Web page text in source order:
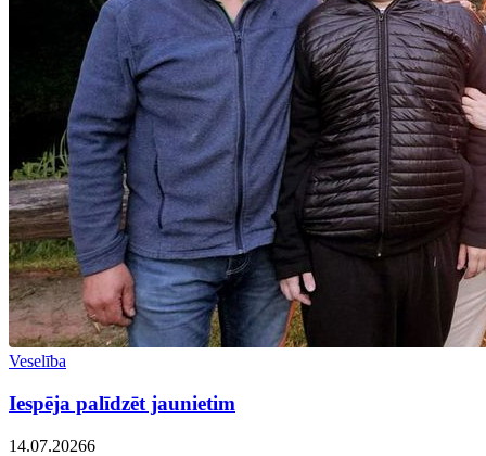
Veselība
Iespēja palīdzēt jaunietim
14.07.20266